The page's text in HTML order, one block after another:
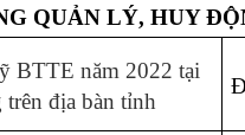
QUẢN LÝ, HUY
BTTE năm 2022 tại
địa bàn tỉnh